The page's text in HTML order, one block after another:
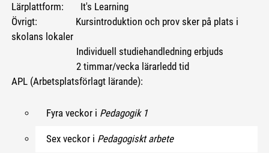
Lärplattform: It's Learning
Övrigt: Kursintroduktion och prov sker på plats i
skolans lokaler
Individuell studiehandledning erbjuds
2 timmar/vecka lärarledd tid
APL (Arbetsplatsförlagt lärande):
Fyra veckor i Pedagogik 1
Sex veckor i Pedagogiskt arbete